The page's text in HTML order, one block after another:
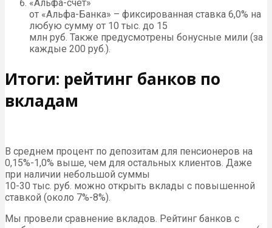
«Альфа-счет»
от «Альфа-Банка» – фиксированная ставка 6,0% на
любую сумму от 10 тыс. до 15
млн руб. Также предусмотрены бонусные мили (за
каждые 200 руб.).
Итоги: рейтинг банков по
вкладам
В среднем процент по депозитам для пенсионеров на
0,15%-1,0% выше, чем для остальных клиентов. Даже
при наличии небольшой суммы
10-30 тыс. руб. можно открыть вклады с повышенной
ставкой (около 7%-8%).
Мы провели сравнение вкладов. Рейтинг банков с